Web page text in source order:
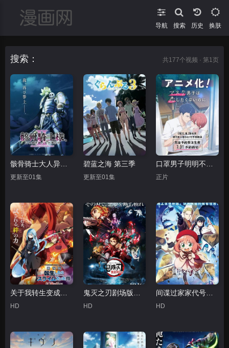
导航 搜索 换肤
搜索： 共177个视频 · 第1页
骸骨骑士大人异世界冒险中Ⅱ
更新至01集
碧蓝之海 第三季
更新至01集
口罩男子明明不想谈恋爱
正片
HD HD HD